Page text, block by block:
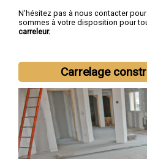
N'hésitez pas à nous contacter
sommes à votre disposition pour
carreleur.
Carrelage